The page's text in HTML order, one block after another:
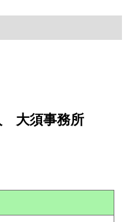
大須事務所